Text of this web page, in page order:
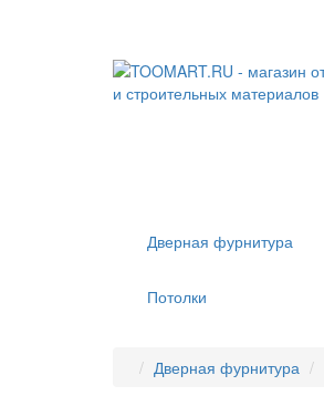
Дверная фурнитура
Потолки
Дверная фурнитура